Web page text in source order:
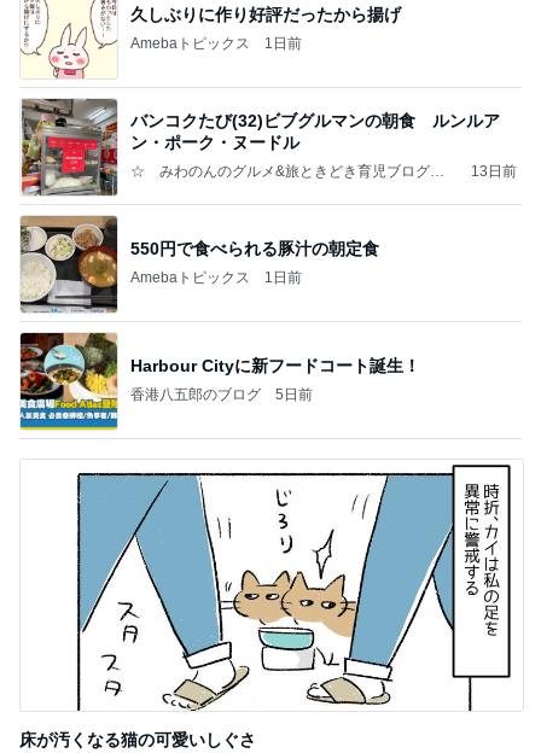
久しぶりに作り好評だったから揚げ
Amebaトピックス 1日前
バンコクたび(32)ビブグルマンの朝食 ルンルア
ン・ポーク・ヌードル
☆ みわのんのグルメ&旅ときどき育児ブログ
13日前
550円で食べられる豚汁の朝定食
Amebaトピックス 1日前
Harbour Cityに新フードコート誕生！
香港八五郎のブログ 5日前
床が汚くなる猫の可愛いしぐさ